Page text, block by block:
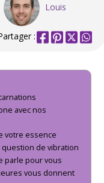
Louis
:
avec nos
votre essence
question de vibration
parle pour vous
vous donnent